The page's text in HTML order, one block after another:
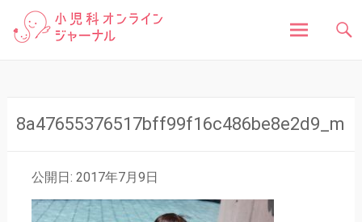
小児科オンラインジャ
状や原因、対処法はもちろん、予防接種や健診、子
どもの成長に関する豆知識まで、小児科医が分かり
ン
8a47655376517bff99f16c486be8e2d9_m
公開日: 2017年7月9日